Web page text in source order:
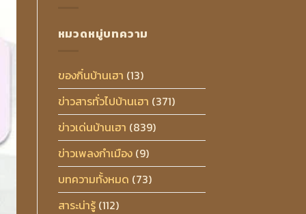
หมวดหมู่บทความ
ของกิ๋นบ้านเฮา (13)
ข่าวสารทั่วไปบ้านเฮา (371)
ข่าวเด่นบ้านเฮา (839)
ข่าวเพลงกำเมือง(9)
บทความทั้งหมด (73)
สาระน่ารู้(112)